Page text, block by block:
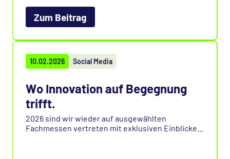
Bereich sorgen für mehr Transparenz und
Sicherheit. Die Details finden Sie im HelpCenter.
Zum Beitrag
10.02.2026 Social Media
Wo Innovation auf Begegnung
trifft.
2026 sind wir wieder auf ausgewählten
Fachmessen vertreten mit exklusiven Einblicken